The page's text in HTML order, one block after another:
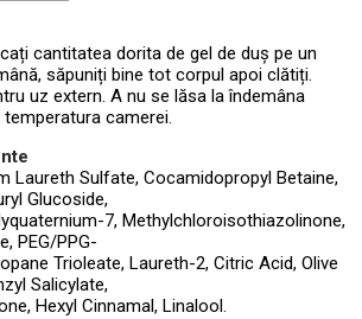
cantitatea dorita de gel de duș pe un
săpuniți bine tot corpul apoi clătiți.
uz extern. A nu se lăsa la îndemâna
camerei.
Laureth Sulfate, Cocamidopropyl Betaine,
Glucoside,
7, Methylchloroisothiazolinone,
PEG/PPG-
Trioleate, Laureth-2, Citric Acid, Olive
Salicylate,
Hexyl Cinnamal, Linalool.